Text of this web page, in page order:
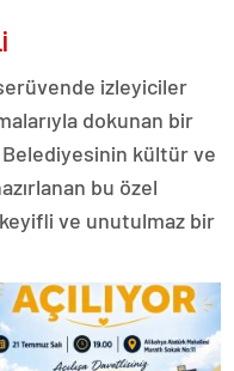
izleyiciler
dokunan bir
Belediyesinin kültür ve
bu özel
ve unutulmaz bir